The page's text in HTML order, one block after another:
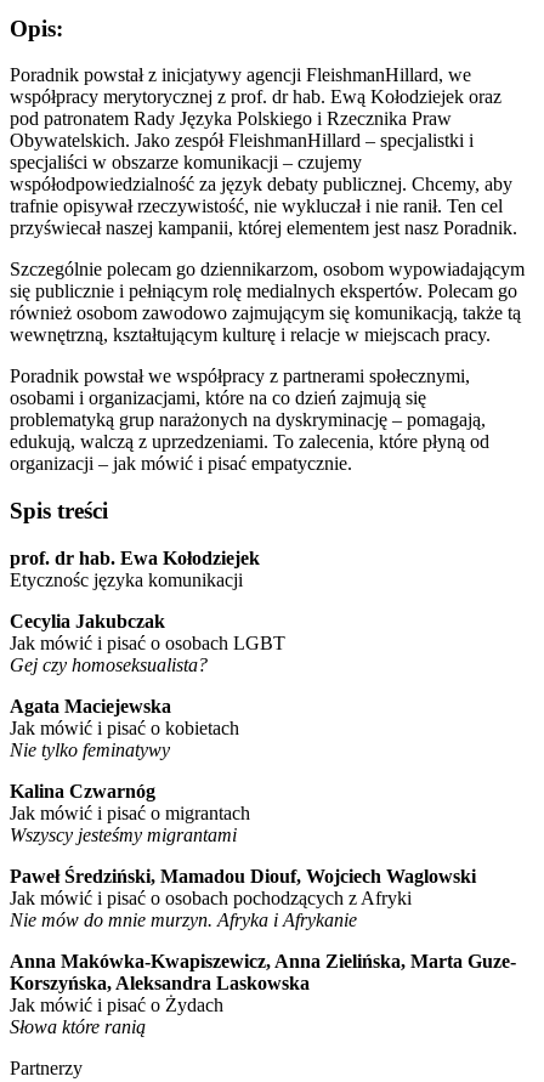
Opis:
Poradnik powstał z inicjatywy agencji FleishmanHillard, we
współpracy merytorycznej z prof. dr hab. Ewą Kołodziejek oraz
pod patronatem Rady Języka Polskiego i Rzecznika Praw
Obywatelskich. Jako zespół FleishmanHillard – specjalistki i
specjaliści w obszarze komunikacji – czujemy
współodpowiedzialność za język debaty publicznej. Chcemy, aby
trafnie opisywał rzeczywistość, nie wykluczał i nie ranił. Ten cel
przyświecał naszej kampanii, której elementem jest nasz Poradnik.
Szczególnie polecam go dziennikarzom, osobom wypowiadającym
się publicznie i pełniącym rolę medialnych ekspertów. Polecam go
również osobom zawodowo zajmującym się komunikacją, także tą
wewnętrzną, kształtującym kulturę i relacje w miejscach pracy.
Poradnik powstał we współpracy z partnerami społecznymi,
osobami i organizacjami, które na co dzień zajmują się
problematyką grup narażonych na dyskryminację – pomagają,
edukują, walczą z uprzedzeniami. To zalecenia, które płyną od
organizacji – jak mówić i pisać empatycznie.
Spis treści
prof. dr hab. Ewa Kołodziejek
Etycznośc języka komunikacji
Cecylia Jakubczak
Jak mówić i pisać o osobach LGBT
Gej czy homoseksualista?
Agata Maciejewska
Jak mówić i pisać o kobietach
Nie tylko feminatywy
Kalina Czwarnóg
Jak mówić i pisać o migrantach
Wszyscy jesteśmy migrantami
Paweł Średziński, Mamadou Diouf, Wojciech Waglowski
Jak mówić i pisać o osobach pochodzących z Afryki
Nie mów do mnie murzyn. Afryka i Afrykanie
Anna Makówka-Kwapiszewicz, Anna Zielińska, Marta Guze-
Korszyńska, Aleksandra Laskowska
Jak mówić i pisać o Żydach
Słowa które ranią
Partnerzy